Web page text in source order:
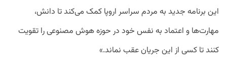
این برنامه جدید به مردم سراسر اروپا کمک می‌کند تا دانش،
مهارت‌ها و اعتماد‌ به نفس خود در حوزه هوش مصنوعی را تقویت
کنند تا کسی از این جریان عقب نماند.»